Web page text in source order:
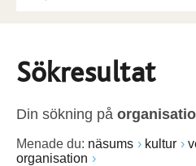
Sökresultat
Din sökning på
Menade du: näsums kultur
organisation